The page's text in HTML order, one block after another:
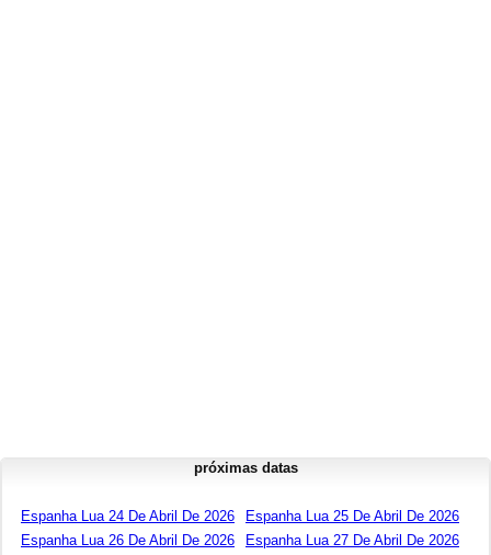
próximas datas
Espanha Lua 24 De Abril De 2026
Espanha Lua 25 De Abril De 2026
Espanha Lua 26 De Abril De 2026
Espanha Lua 27 De Abril De 2026